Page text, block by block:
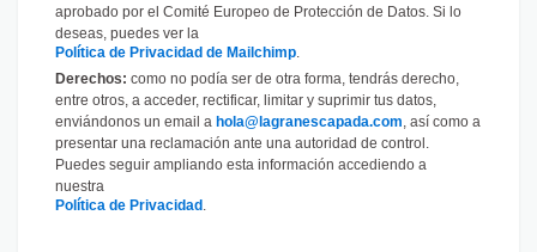
aprobado por el Comité Europeo de Protección de Datos. Si lo
deseas, puedes ver la
Política de Privacidad de Mailchimp
Derechos: como no podía ser de otra forma, tendrás derecho,
entre otros, a acceder, rectificar, limitar y suprimir tus datos,
enviándonos un email a hola@lagranescapada.com , así como a
presentar una reclamación ante una autoridad de control.
Puedes seguir ampliando esta información accediendo a
nuestra
Política de Privacidad